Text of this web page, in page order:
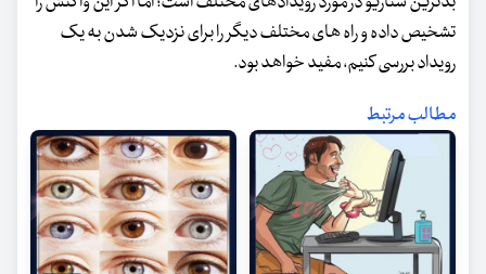
تشخیص داده و راه های مختلف دیگر را برای نزدیک شدن به یک
رویداد بررسی کنیم،‌ مفید خواهد بود.
مطالب مرتبط